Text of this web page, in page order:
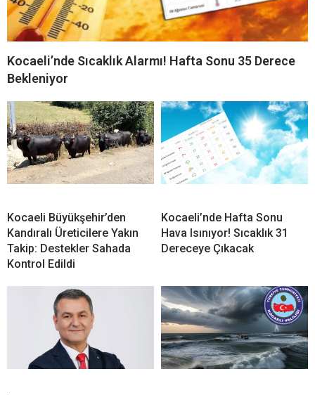
Kocaeli’nde Sıcaklık Alarmı! Hafta Sonu 35 Derece
Bekleniyor
Kocaeli Büyükşehir’den
Kandıralı Üreticilere Yakın
Takip: Destekler Sahada
Kontrol Edildi
Kocaeli’nde Hafta Sonu
Hava Isınıyor! Sıcaklık 31
Dereceye Çıkacak